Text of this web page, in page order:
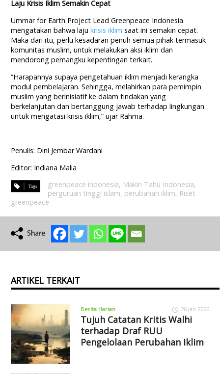
Laju Krisis Iklim Semakin Cepat
Ummar for Earth Project Lead Greenpeace Indonesia
mengatakan bahwa lajukrisis iklim saat ini semakin cepat.
Maka dari itu, perlu kesadaran penuh semua pihak termasuk
komunitas muslim, untuk melakukan aksi iklim dan
mendorong pemangku kepentingan terkait.
“Harapannya supaya pengetahuan iklim menjadi kerangka
modul pembelajaran. Sehingga, melahirkan para pemimpin
muslim yang berinisiatif ke dalam tindakan yang
berkelanjutan dan bertanggung jawab terhadap lingkungan
untuk mengatasi krisis iklim,” ujar Rahma.
Penulis: Dini Jembar Wardani
Editor: Indiana Malia
greenpeace indonesia, Makin Tahu Indonesia,
perguruan tinggi islam, perubahan iklim, Riset
greenpeace
ARTIKEL TERKAIT
Berita Harian 26 Jan 2026
Tujuh Catatan Kritis Walhi
terhadap Draf RUU
Pengelolaan Perubahan Iklim